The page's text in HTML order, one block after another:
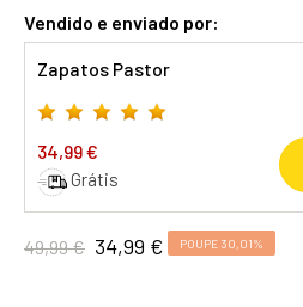
Vendido e enviado por:
Zapatos Pastor
34,99 €
Grátis
49,99 € 34,99 € POUPE 30,01%